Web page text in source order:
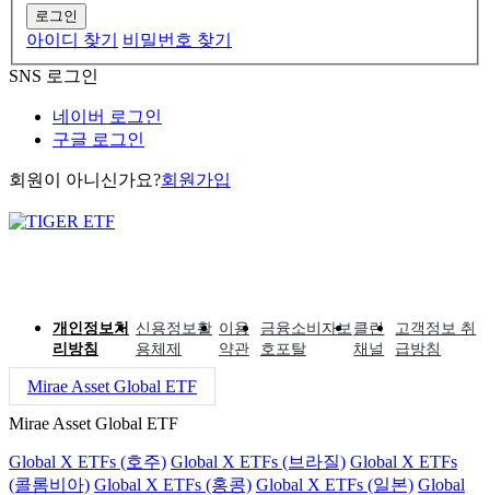
로그인
아이디 찾기
비밀번호 찾기
SNS 로그인
네이버 로그인
구글 로그인
회원이 아니신가요?회원가입
개인정보처
리방침
신용정보활
용체제
이용
약관
금융소비자보
호포탈
클린
채널
고객정보 취
급방침
Mirae Asset Global ETF
Mirae Asset Global ETF
Global X ETFs (호주) Global X ETFs (브라질) Global X ETFs
(콜롬비아) Global X ETFs (홍콩) Global X ETFs (일본) Global